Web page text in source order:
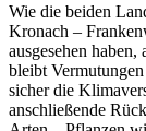
Wie die beiden
Kronach –
ausgesehen
bleibt
sicher die
anschließende